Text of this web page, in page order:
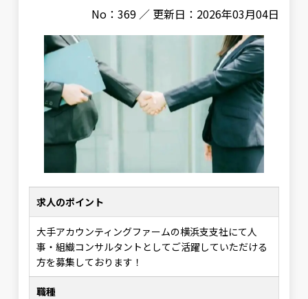
No：369 ／ 更新日：2026年03月04日
求人のポイント
大手アカウンティングファームの横浜支支社にて人
事・組織コンサルタントとしてご活躍していただける
方を募集しております！
職種